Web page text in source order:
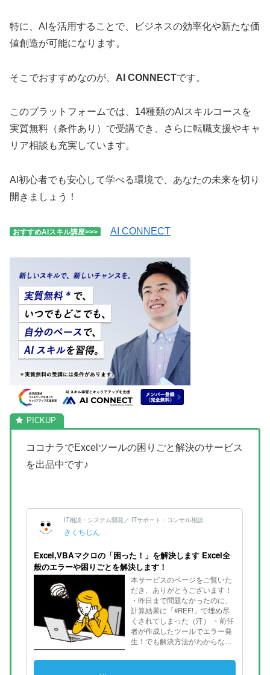
特に、AIを活用することで、ビジネスの効率化や新たな価
値創造が可能になります。
そこでおすすめなのが、 AI CONNECTです。
このプラットフォームでは、14種類のAIスキルコースを
実質無料（条件あり）で受講でき、さらに転職支援やキャ
リア相談も充実しています。
AI初心者でも安心して学べる環境で、あなたの未来を切り
開きましょう！
おすすめAIスキル講座>>> AI CONNECT
ココナラでExcelツールの困りごと解決のサービス
を出品中です♪